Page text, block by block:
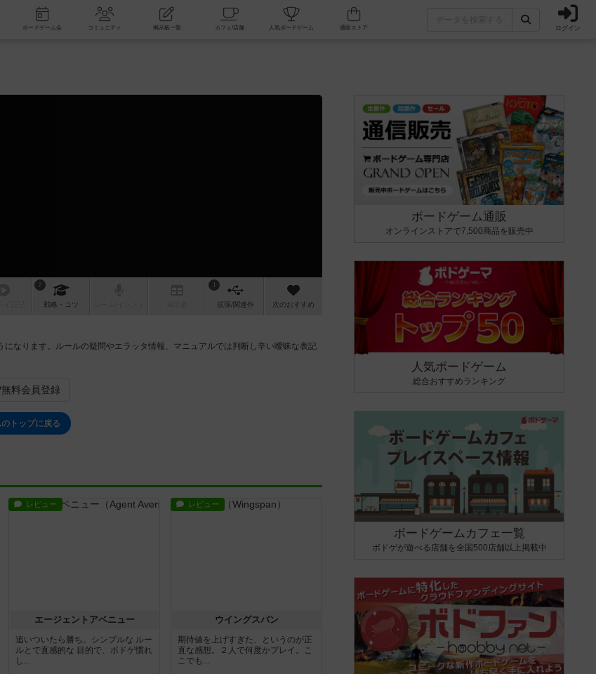
新着レビュー ボードゲーム会 コミュニティ 掲示板一覧 カフェ/店舗 人気ボードゲーム ログイン
2
戦略 ・コツ
1
拡張/関連作 次のおすすめ
なります。ルールの疑問やエラッタ情報、マニュアルでは判断し辛い曖昧な表記
料会員登録
のトップに戻る
レビュー
エージェントアベニュー
追いついたら勝ち。シンプルな ルー
ルとで直感的な 目的で、ボドゲ慣れ
し...
レビュー
ウイングスパン
期待値を上げすぎた、というのが正
直な感想。２人で何度かプレイ。こ
こでも...
ボードゲーム通販
オンラインストアで7,500商品を販売中
人気ボードゲーム
総合おすすめランキング
ボードゲームカフェ一覧
ボドゲが遊べる店舗を全国500店舗以上掲載中